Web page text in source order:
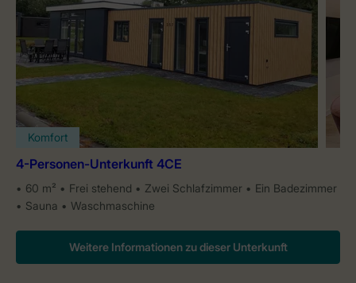
Komfort
4-Personen-Unterkunft 4CE
60 m² Frei stehend Zwei Schlafzimmer
Ein Badezimmer
Sauna
Waschmaschine
Weitere Informationen zu dieser Unterkunft